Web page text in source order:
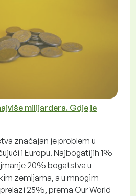
milijardera. Gdje je
značajan je problem u
i Europu. Najbogatijih 1%
20% bogatstva u
zemljama, a u mnogim
25%, prema Our World